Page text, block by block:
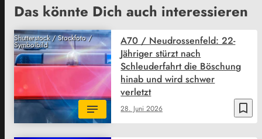
Das könnte Dich auch interessieren
Shutterstock / Stockfoto /
Symbolbild
bookmark_border
28. Juni 2026
A70 / Neudrossenfeld: 22-
Jähriger stürzt nach
Schleuderfahrt die Böschung
hinab und wird schwer
verletzt